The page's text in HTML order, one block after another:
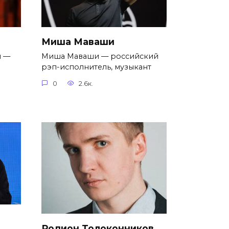
—
Миша Маваши
Миша Маваши — российский
рэп-исполнитель, музыкант
0 2.6к.